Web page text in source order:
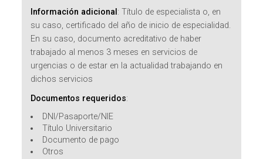
Información adicional :Título de especialista o, en
su caso, certificado del año de inicio de especialidad.
En su caso, documento acreditativo de haber
trabajado al menos 3 meses en servicios de
urgencias o de estar en la actualidad trabajando en
dichos servicios
Documentos requeridos:
DNI/Pasaporte/NIE
Título Universitario
Documento de pago
Otros